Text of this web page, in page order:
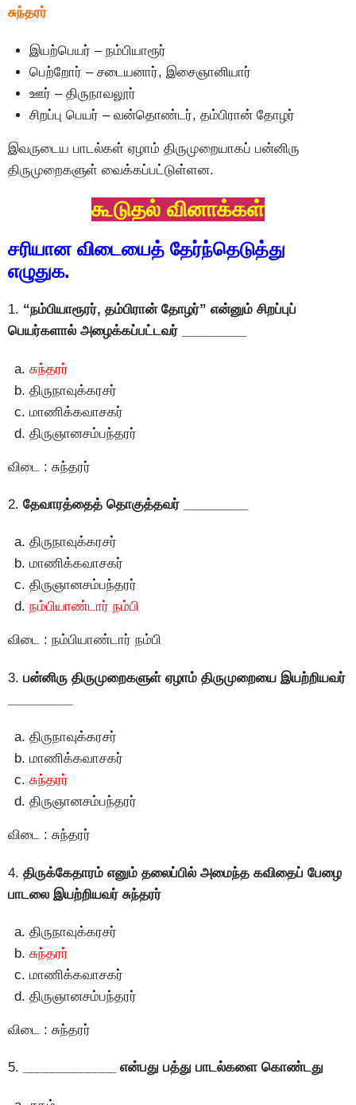
சுந்தரர்
இயற்பெயர் – நம்பியாரூர்
பெற்றோர் – சடையனார், இசைஞானியார்
ஊர் – திருநாவலூர்
சிறப்பு பெயர் – வன்தொண்டர், தம்பிரான் தோழர்
இவருடைய பாடல்கள் ஏழாம் திருமுறையாகப் பன்னிரு
திருமுறைகளுள் வைக்கப்பட்டுள்ளன.
கூடுதல் வினாக்கள்
சரியான விடையைத் தேர்ந்தெடுத்து
எழுதுக.
1. “நம்பியாரூரர், தம்பிரான் தோழர்” என்னும் சிறப்புப்
பெயர்களால் அழைக்கப்பட்டவர் _________
சுந்தரர்
திருநாவுக்கரசர்
மாணிக்கவாசகர்
திருஞானசம்பந்தரர்
விடை : சுந்தரர்
2. தேவாரத்தைத் தொகுத்தவர் _________
திருநாவுக்கரசர்
மாணிக்கவாசகர்
திருஞானசம்பந்தரர்
நம்பியாண்டார் நம்பி
விடை : நம்பியாண்டார் நம்பி
3. பன்னிரு திருமுறைகளுள் ஏழாம் திருமுறையை இயற்றியவர்
திருநாவுக்கரசர்
மாணிக்கவாசகர்
சுந்தரர்
திருஞானசம்பந்தரர்
விடை : சுந்தரர்
4. திருக்கேதாரம் எனும் தலைப்பில் அமைந்த கவிதைப் பேழை
பாடலை இயற்றியவர் சுந்தரர்
திருநாவுக்கரசர்
சுந்தரர்
மாணிக்கவாசகர்
திருஞானசம்பந்தரர்
விடை : சுந்தரர்
5. _____________ என்பது பத்து பாடல்களை கொண்டது